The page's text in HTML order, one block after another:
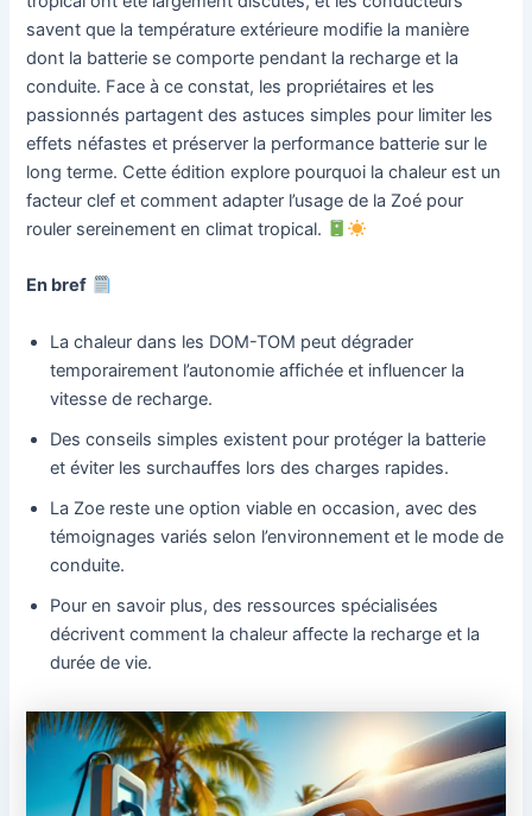
savent que la température extérieure modifie la manière
dont la batterie se comporte pendant la recharge et la
conduite. Face à ce constat, les propriétaires et les
passionnés partagent des astuces simples pour limiter les
effets néfastes et préserver la performance batterie sur le
long terme. Cette édition explore pourquoi la chaleur est un
facteur clef et comment adapter l’usage de la Zoé pour
rouler sereinement en climat tropical.
En bref
La chaleur dans les DOM-TOM peut dégrader
temporairement l’autonomie affichée et influencer la
vitesse de recharge.
Des conseils simples existent pour protéger la batterie
et éviter les surchauffes lors des charges rapides.
La Zoe reste une option viable en occasion, avec des
témoignages variés selon l’environnement et le mode de
conduite.
Pour en savoir plus, des ressources spécialisées
décrivent comment la chaleur affecte la recharge et la
durée de vie.